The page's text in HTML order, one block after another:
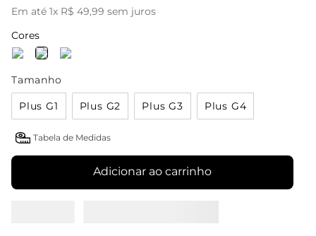
Em até 1x R$ 49,99 sem juros
Cores
Tamanho
Plus G1 Plus G2 Plus G3 Plus G4
Tabela de Medidas
Adicionar ao carrinho